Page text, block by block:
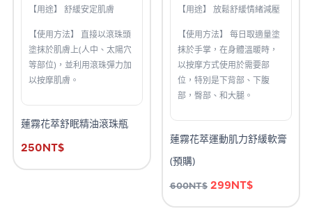
【用途】 舒緩安定肌膚
【使用方法】 直接以滾珠頭
塗抹於肌膚上(人中、太陽穴
等部位)，並利用滾珠彈力加
以按摩肌膚。
蓮霧花萃舒眠精油滾珠瓶
250NT$
【用途】 放鬆舒緩情緒減壓
【使用方法】 每日取適量塗
抹於手掌，在身體溫暖時，
以按摩方式使用於需要部
位，特別是下背部、下腹
部，臀部、和大腿。
蓮霧花萃運動肌力舒緩軟膏
(預購)
600NT$ 299NT$